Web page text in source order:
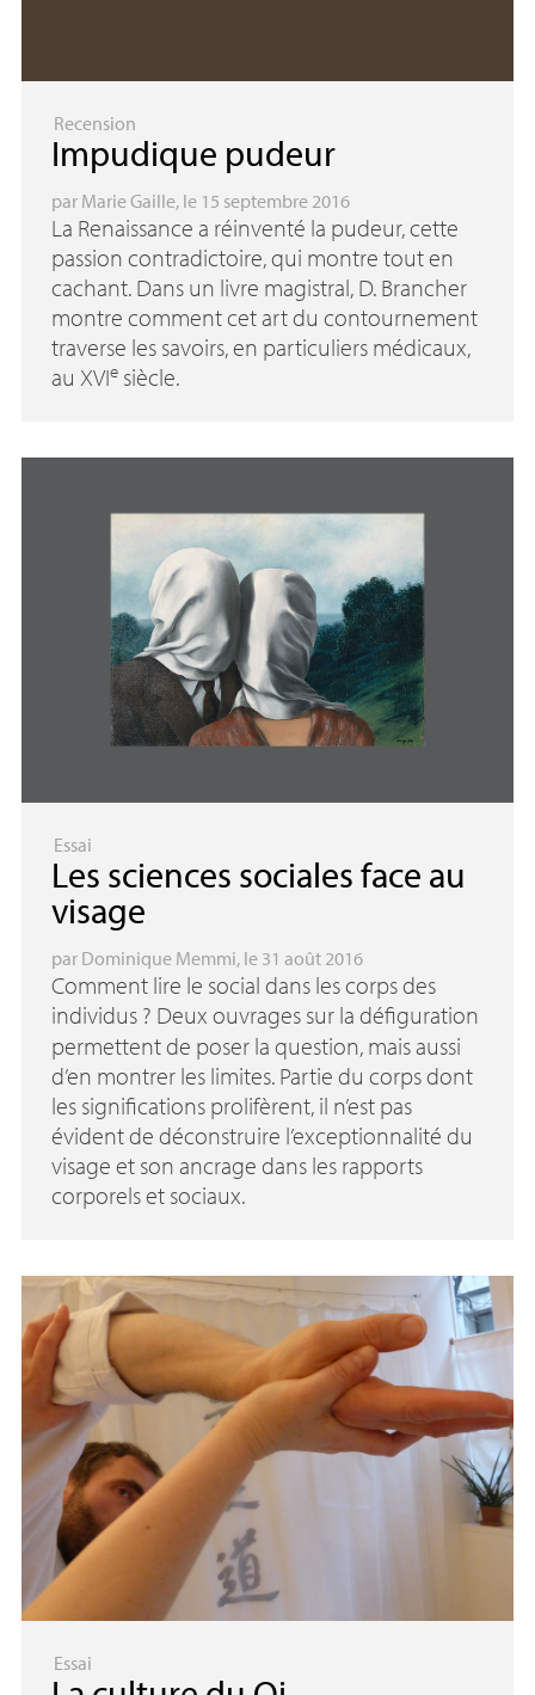
Recension
Impudique pudeur
par Marie Gaille, le 15 septembre 2016
La Renaissance a réinventé la pudeur, cette
passion contradictoire, qui montre tout en
cachant. Dans un livre magistral, D. Brancher
montre comment cet art du contournement
traverse les savoirs, en particuliers médicaux,
au XVIesiècle.
Essai
Les sciences sociales face au
visage
par Dominique Memmi, le 31 août 2016
Comment lire le social dans les corps des
individus ? Deux ouvrages sur la défiguration
permettent de poser la question, mais aussi
d’en montrer les limites. Partie du corps dont
les significations prolifèrent, il n’est pas
évident de déconstruire l’exceptionnalité du
visage et son ancrage dans les rapports
corporels et sociaux.
Essai